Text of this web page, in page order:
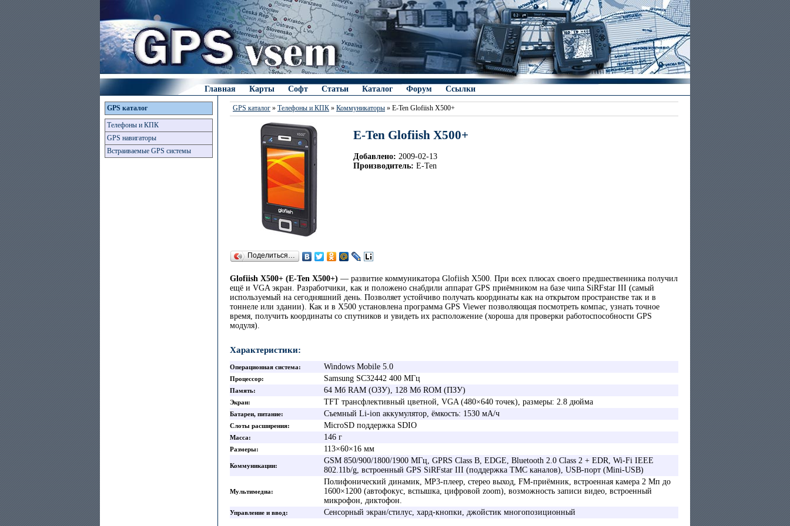
Главная Карты Софт Статьи Каталог Форум Ссылки
GPS каталог
Телефоны и КПК
GPS навигаторы
Встраиваемые GPS системы
GPS каталог » Телефоны и КПК » Коммуникаторы » E-Ten Glofiish X500+
E-Ten Glofiish X500+
Добавлено: 2009-02-13
Производитель: E-Ten
Поделиться…
Glofiish X500+ (E-Ten X500+) — развитие коммуникатора Glofiish X500. При всех плюсах своего предшественника получил
ещё и VGA экран. Разработчики, как и положено снабдили аппарат GPS приёмником на базе чипа SiRFstar III (самый
используемый на сегодняшний день. Позволяет устойчиво получать координаты как на открытом пространстве так и в
тоннеле или здании). Как и в X500 установлена программа GPS Viewer позволяющая посмотреть компас, узнать точное
время, получить координаты со спутников и увидеть их расположение (хороша для проверки работоспособности GPS
модуля).
Характеристики:
Операционная система Windows Mobile 5.0
Процессор Samsung SC32442 400 МГц
Память 64 Мб RAM (ОЗУ), 128 Мб ROM (ПЗУ)
Экран TFT трансфлективный цветной, VGA (480×640 точек), размеры: 2.8 дюйма
Батареи, питание Съемный Li-ion аккумулятор, ёмкость: 1530 мА/ч
Слоты расширения MicroSD поддержка SDIO
Масса 146 г
Размеры 113×60×16 мм
Коммуникации
GSM 850/900/1800/1900 МГц, GPRS Class B, EDGE, Bluetooth 2.0 Class 2 + EDR, Wi-Fi IEEE
802.11b/g, встроенный GPS SiRFstar III (поддержка TMC каналов), USB-порт (Mini-USB)
Мультимедиа
Полифонический динамик, MP3-плеер, стерео выход, FM-приёмник, встроенная камера 2 Мп до
1600×1200 (автофокус, вспышка, цифровой zoom), возможность записи видео, встроенный
микрофон, диктофон.
Управление и ввод Сенсорный экран/стилус, хард-кнопки, джойстик многопозиционный